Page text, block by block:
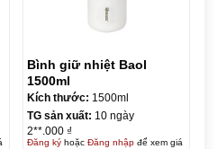
Bình giữ nhiệt Baol
1500ml
Kích thước: 1500ml
TG sản xuất: 10 ngày
2**.000 ₫
Đăng kýhoặc Đăng nhậpđể xem giá